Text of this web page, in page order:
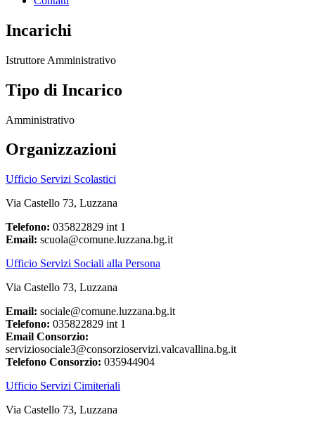
Incarichi
Istruttore Amministrativo
Tipo di Incarico
Amministrativo
Organizzazioni
Ufficio Servizi Scolastici
Via Castello 73, Luzzana
Telefono: 035822829 int 1
Email: scuola@comune.luzzana.bg.it
Ufficio Servizi Sociali alla Persona
Via Castello 73, Luzzana
Email: sociale@comune.luzzana.bg.it
Telefono: 035822829 int 1
Email Consorzio:
serviziosociale3@consorzioservizi.valcavallina.bg.it
Telefono Consorzio: 035944904
Ufficio Servizi Cimiteriali
Via Castello 73, Luzzana